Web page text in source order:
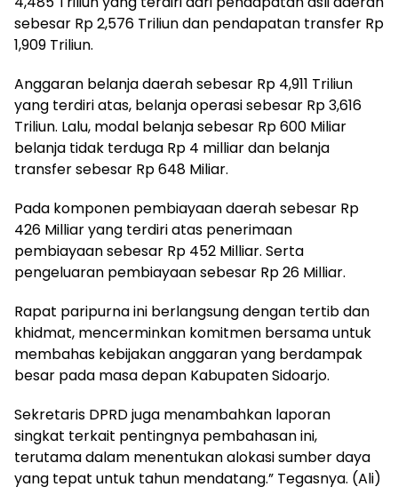
sebesar Rp 2,576 Triliun dan pendapatan transfer Rp
1,909 Triliun.
Anggaran belanja daerah sebesar Rp 4,911 Triliun
yang terdiri atas, belanja operasi sebesar Rp 3,616
Triliun. Lalu, modal belanja sebesar Rp 600 Miliar
belanja tidak terduga Rp 4 milliar dan belanja
transfer sebesar Rp 648 Miliar.
Pada komponen pembiayaan daerah sebesar Rp
426 Milliar yang terdiri atas penerimaan
pembiayaan sebesar Rp 452 Milliar. Serta
pengeluaran pembiayaan sebesar Rp 26 Milliar.
Rapat paripurna ini berlangsung dengan tertib dan
khidmat, mencerminkan komitmen bersama untuk
membahas kebijakan anggaran yang berdampak
besar pada masa depan Kabupaten Sidoarjo.
Sekretaris DPRD juga menambahkan laporan
singkat terkait pentingnya pembahasan ini,
terutama dalam menentukan alokasi sumber daya
yang tepat untuk tahun mendatang.” Tegasnya. (Ali)